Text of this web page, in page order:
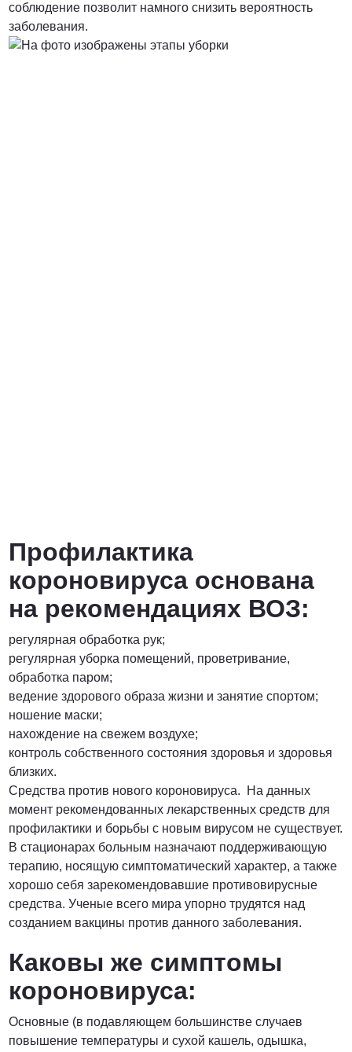
соблюдение позволит намного снизить вероятность
заболевания.
Профилактика
короновируса основана
на рекомендациях ВОЗ:
регулярная обработка рук;
регулярная уборка помещений, проветривание,
обработка паром;
ведение здорового образа жизни и занятие спортом;
ношение маски;
нахождение на свежем воздухе;
контроль собственного состояния здоровья и здоровья
близких.
Средства против нового короновируса. На данных
момент рекомендованных лекарственных средств для
профилактики и борьбы с новым вирусом не существует.
В стационарах больным назначают поддерживающую
терапию, носящую симптоматический характер, а также
хорошо себя зарекомендовавшие противовирусные
средства. Ученые всего мира упорно трудятся над
созданием вакцины против данного заболевания.
Каковы же симптомы
короновируса:
Основные (в подавляющем большинстве случаев
повышение температуры и сухой кашель, одышка,